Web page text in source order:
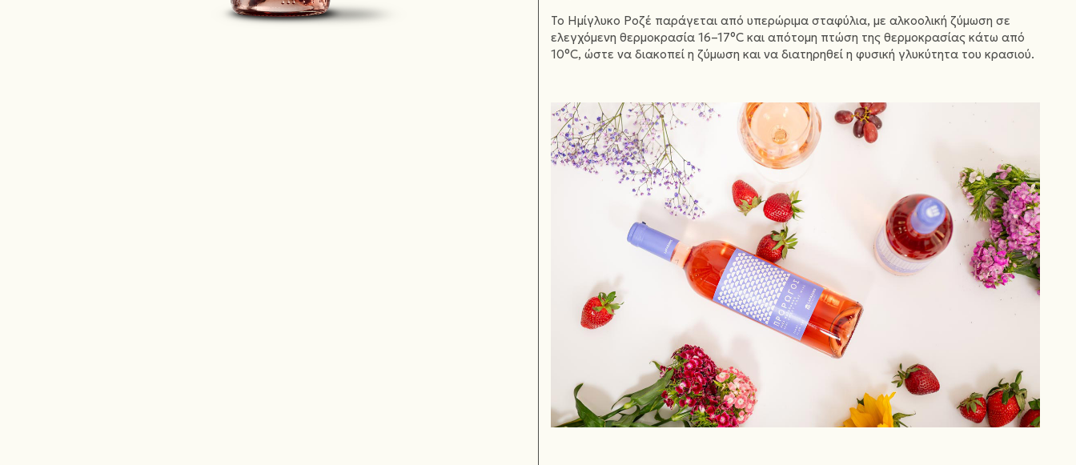
Το Ημίγλυκο Ροζέ παράγεται από υπερώριμα σταφύλια, με αλκοολική ζύμωση σε
ελεγχόμενη θερμοκρασία 16–17°C και απότομη πτώση της θερμοκρασίας κάτω από
10°C, ώστε να διακοπεί η ζύμωση και να διατηρηθεί η φυσική γλυκύτητα του κρασιού.